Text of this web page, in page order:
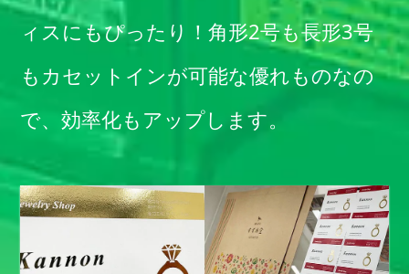
ィスにもぴったり！角形2号も長形3号
もカセットインが可能な優れものなの
で、効率化もアップします。